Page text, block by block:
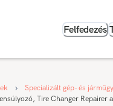
Felfedezés
Specializált gép- és
Tire Changer